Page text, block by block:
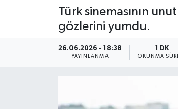
Türk sinemasının
gözlerini yumdu.
26.06.2026 - 18:38
YAYINLANMA
1 DK
OKUNMA
Son Dakika Haberleri